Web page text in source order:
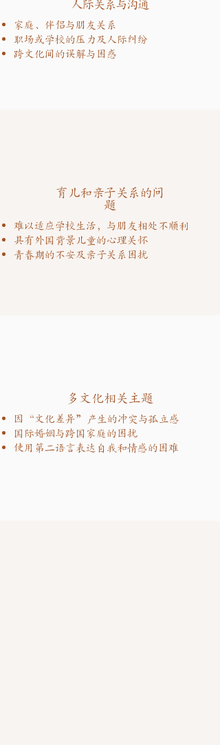
人际关系与沟通
家庭、伴侣与朋友关系
职场或学校的压力及人际纠纷
跨文化间的误解与困惑
​育儿和亲子关系的问
题
难以适应学校生活，与朋友相处不顺利
具有外国背景儿童的心理关怀
青春期的不安及亲子关系困扰
多文化相关主题
因“文化差异”产生的冲突与孤立感
国际婚姻与跨国家庭的困扰
使用第二语言表达自我和情感的困难